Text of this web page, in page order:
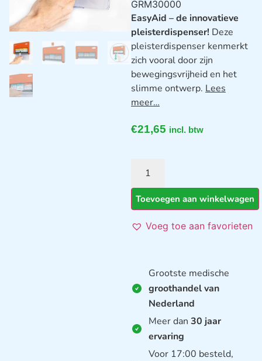
GRM30000
EasyAid – de innovatieve
pleisterdispenser! Deze
pleisterdispenser kenmerkt
zich vooral door zijn
bewegingsvrijheid en het
slimme ontwerp. Lees
meer…
€21,65 incl. btw
Toevoegen aan winkelwagen
Voeg toe aan favorieten
Grootste medische
groothandel van
Nederland
Meer dan 30 jaar
ervaring
Voor 17:00 besteld,